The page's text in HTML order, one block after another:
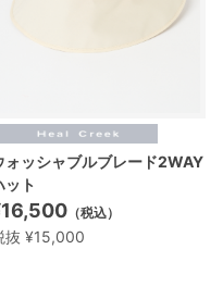
ォッシャブルブレード2WAY
ット
（税込）
抜 ¥15,000